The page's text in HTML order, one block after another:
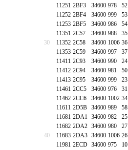
11251 2BF3 34600 978 52
11252 2BF4 34600 999 53
11253 2BF5 34600 986 54
11351 2C57 34600 988 35
30
11352 2C58 34600 1006 36
11353 2C59 34600 997 37
11411 2C93 34600 990 24
11412 2C94 34600 981 50
11413 2C95 34600 999 23
11461 2CC5 34600 976 31
11462 2CC6 34600 1002 34
11611 2D5B 34600 989 58
11681 2DA1 34600 982 25
11682 2DA2 34600 980 27
40
11683 2DA3 34600 1006 26
11981 2ECD 34600 975 10